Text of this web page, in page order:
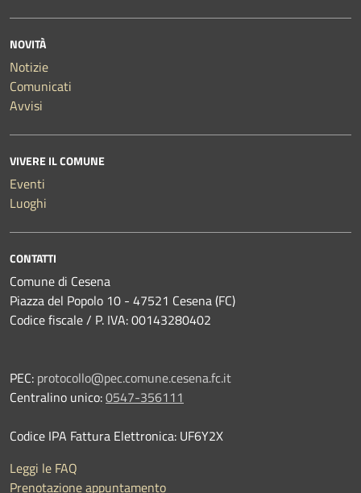
NOVITÀ
Notizie
Comunicati
Avvisi
VIVERE IL COMUNE
Eventi
Luoghi
CONTATTI
Comune di Cesena
Piazza del Popolo 10 - 47521 Cesena (FC)
Codice fiscale / P. IVA: 00143280402
PEC: protocollo@pec.comune.cesena.fc.it
Centralino unico:0547-356111
Codice IPA Fattura Elettronica: UF6Y2X
Leggi le FAQ
Prenotazione appuntamento